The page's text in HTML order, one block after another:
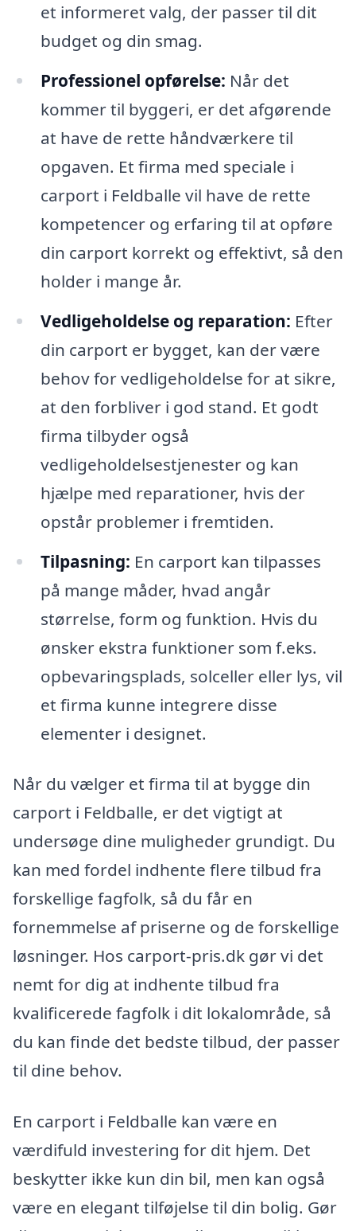
et informeret valg, der passer til dit
budget og din smag.
Professionel opførelse: Når det
kommer til byggeri, er det afgørende
at have de rette håndværkere til
opgaven. Et firma med speciale i
carport i Feldballe vil have de rette
kompetencer og erfaring til at opføre
din carport korrekt og effektivt, så den
holder i mange år.
Vedligeholdelse og reparation: Efter
din carport er bygget, kan der være
behov for vedligeholdelse for at sikre,
at den forbliver i god stand. Et godt
firma tilbyder også
vedligeholdelsestjenester og kan
hjælpe med reparationer, hvis der
opstår problemer i fremtiden.
Tilpasning: En carport kan tilpasses
på mange måder, hvad angår
størrelse, form og funktion. Hvis du
ønsker ekstra funktioner som f.eks.
opbevaringsplads, solceller eller lys, vil
et firma kunne integrere disse
elementer i designet.
Når du vælger et firma til at bygge din
carport i Feldballe, er det vigtigt at
undersøge dine muligheder grundigt. Du
kan med fordel indhente flere tilbud fra
forskellige fagfolk, så du får en
fornemmelse af priserne og de forskellige
løsninger. Hos carport-pris.dk gør vi det
nemt for dig at indhente tilbud fra
kvalificerede fagfolk i dit lokalområde, så
du kan finde det bedste tilbud, der passer
til dine behov.
En carport i Feldballe kan være en
værdifuld investering for dit hjem. Det
beskytter ikke kun din bil, men kan også
være en elegant tilføjelse til din bolig. Gør